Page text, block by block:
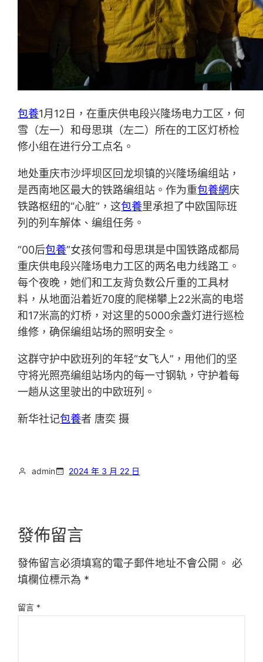
包養1月12日，在重庆供电段兴隆场电力工区，何
雪（左一）和母思琪（左二）所在的工区灯桥检
修小组在进行分工点名。
地处重庆市沙坪坝区回龙坝镇的兴隆场编组站，
是西南地区最大的铁路编组站。作为重包養網庆
铁路枢纽的“心脏”，这包養里承担了中欧国际班
列的列车解体、编组任务。
“00后包養”女孩何雪和母思琪是中国铁路成都局
重庆供电段兴隆场电力工区的两名电力线路工。
每个夜晚，她们和工友背负数公斤重的工具材
料，从地面沿着近70度的爬梯攀上22米高的电塔
和17米高的灯桥，对这里的5000余盏灯进行巡检
维修，确保编组站场的照明安全。
这群守护中欧班列的年轻“女飞人”，用他们的坚
守将光照亮编组站场内的每一寸钢轨，守护着每
一趟从这里驶出的中欧班列。
新华社记包養者 唐奕 摄
admin 2024 年 3 月 22 日
發佈留言
發佈留言必須填寫的電子郵件地址不會公開。 必
填欄位標示為 *
留言 *